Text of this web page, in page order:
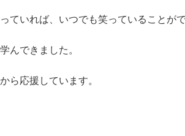
ていれば、いつでも笑っていることがで
んできました。
ら応援しています。